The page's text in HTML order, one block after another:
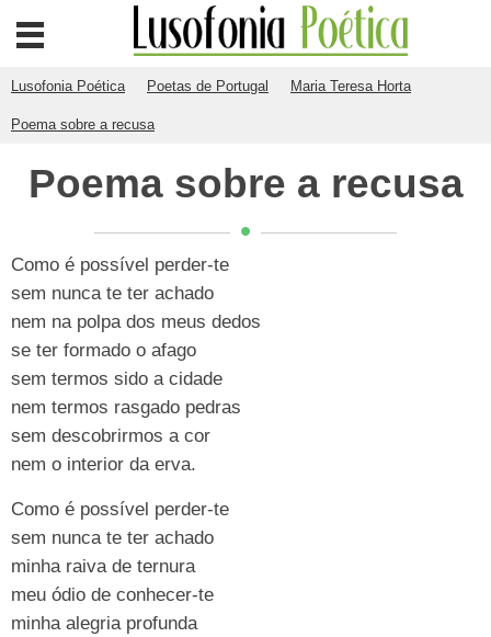
Lusofonia Poética Poetas de Portugal Maria Teresa Horta
Poema sobre a recusa
Poema sobre a recusa
Como é possível perder-te
sem nunca te ter achado
nem na polpa dos meus dedos
se ter formado o afago
sem termos sido a cidade
nem termos rasgado pedras
sem descobrirmos a cor
nem o interior da erva.
Como é possível perder-te
sem nunca te ter achado
minha raiva de ternura
meu ódio de conhecer-te
minha alegria profunda